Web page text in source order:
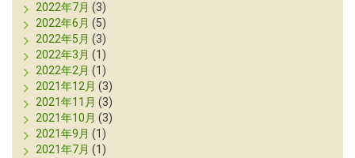
2022年7月 (3)
2022年6月 (5)
2022年5月 (3)
2022年3月 (1)
2022年2月 (1)
2021年12月 (3)
2021年11月 (3)
2021年10月 (3)
2021年9月 (1)
2021年7月 (1)